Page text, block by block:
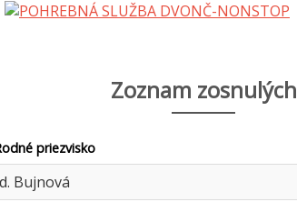
Zoznam zosnulých
priezvisko
Bujnová